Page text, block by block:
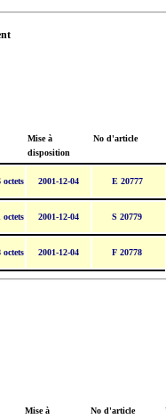
Mise à
disposition
No d'article
octets 2001-12-04 E 20777
octets 2001-12-04 S 20779
octets 2001-12-04 F 20778
Mise à
No d'article